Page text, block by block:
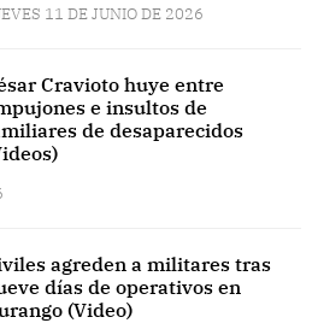
11 DE JUNIO DE 2026
Cravioto huye entre
e insultos de
de desaparecidos
agreden a militares tras
días de operativos en
(Video)